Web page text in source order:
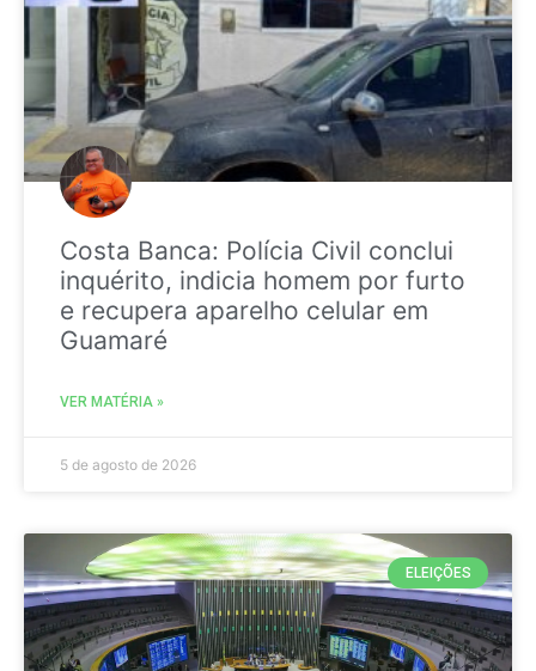
Costa Banca: Polícia Civil conclui
inquérito, indicia homem por furto
e recupera aparelho celular em
Guamaré
VER MATÉRIA »
5 de agosto de 2026
ELEIÇÕES